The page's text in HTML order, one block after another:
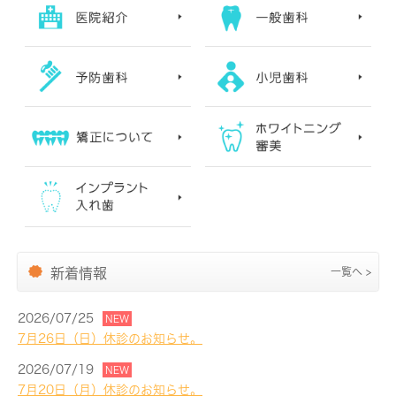
新着情報 一覧へ >
2026/07/25 NEW
7月26日（日）休診のお知らせ。
2026/07/19 NEW
7月20日（月）休診のお知らせ。